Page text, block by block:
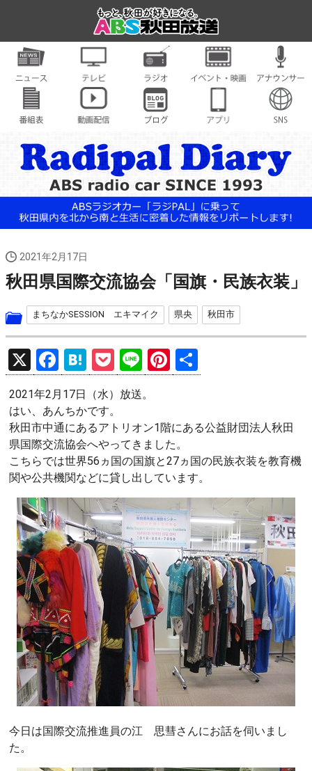
2021年2月17日
秋田県国際交流協会「国旗・民族衣装」
まちなかSESSION エキマイク 県央 秋田市
X
F
a
ce
b
o
o
k
H
at
e
n
a
P
o
ck
et
Li
n
e
Pi
nt
es
t
有
2021年2月17日（水）放送。
はい、あんちかです。
秋田市中通にあるアトリオン1階にある公益財団法人秋田
県国際交流協会へやってきました。
こちらでは世界56ヵ国の国旗と27ヵ国の民族衣装を教育機
関や公共機関などに貸し出しています。
今日は国際交流推進員の江 思彗さんにお話を伺いまし
た。